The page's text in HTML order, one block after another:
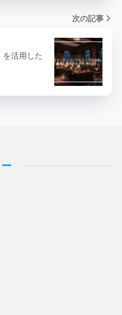
次の記事
を活用した